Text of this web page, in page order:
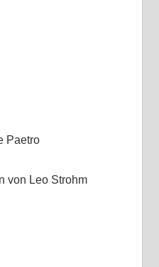
Paetro
von Leo Strohm